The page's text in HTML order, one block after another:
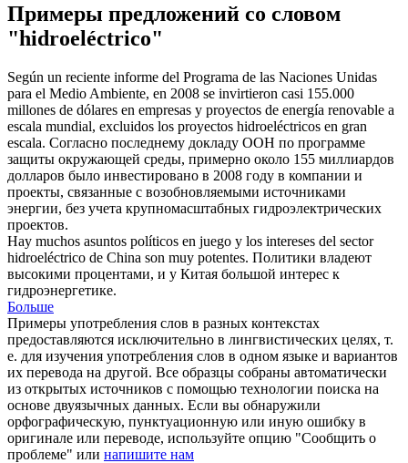
Примеры предложений со словом
"hidroeléctrico"
Según un reciente informe del Programa de las Naciones Unidas
para el Medio Ambiente, en 2008 se invirtieron casi 155.000
millones de dólares en empresas y proyectos de energía renovable a
escala mundial, excluidos los proyectos hidroeléctricos en gran
escala. Согласно последнему докладу ООН по программе
защиты окружающей среды, примерно около 155 миллиардов
долларов было инвестировано в 2008 году в компании и
проекты, связанные с возобновляемыми источниками
энергии, без учета крупномасштабных гидроэлектрических
проектов.
Hay muchos asuntos políticos en juego y los intereses del sector
hidroeléctrico de China son muy potentes. Политики владеют
высокими процентами, и у Китая большой интерес к
гидроэнергетике.
Больше
Примеры употребления слов в разных контекстах
предоставляются исключительно в лингвистических целях, т.
е. для изучения употребления слов в одном языке и вариантов
их перевода на другой. Все образцы собраны автоматически
из открытых источников с помощью технологии поиска на
основе двуязычных данных. Если вы обнаружили
орфографическую, пунктуационную или иную ошибку в
оригинале или переводе, используйте опцию "Сообщить о
проблеме" или напишите нам